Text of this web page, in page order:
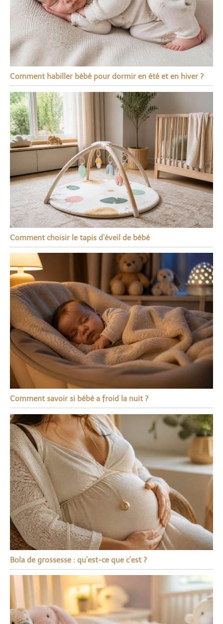
Comment habiller bébé pour dormir en été et en hiver ?
Comment choisir le tapis d’éveil de bébé
Comment savoir si bébé a froid la nuit ?
Bola de grossesse : qu’est-ce que c’est ?